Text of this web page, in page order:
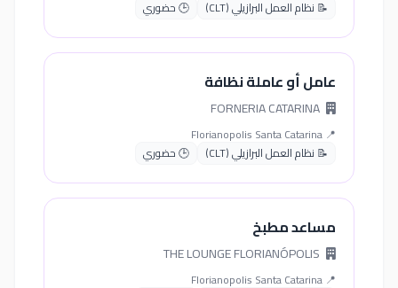
📝 نظام العمل البرازيلي (CLT)
🕒 حضوري
عامل أو عاملة نظافة
📍 Florianopolis Santa Catarina
📝 نظام العمل البرازيلي (CLT)
🕒 حضوري
مساعد مطبخ
📍 Florianopolis Santa Catarina